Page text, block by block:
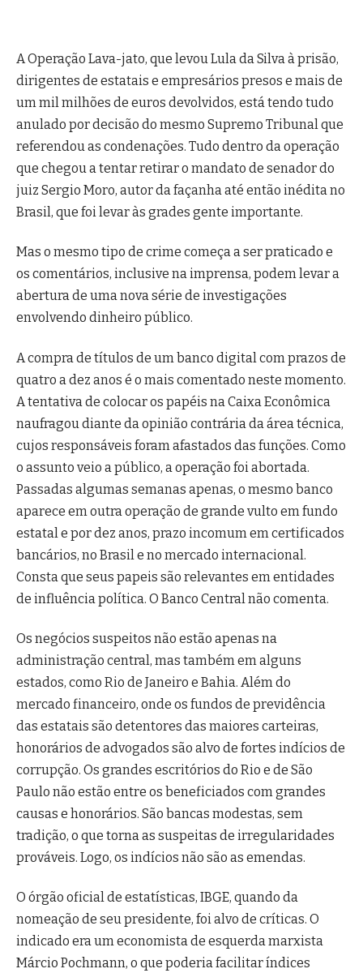
A Operação Lava-jato, que levou Lula da Silva à prisão,
dirigentes de estatais e empresários presos e mais de
um mil milhões de euros devolvidos, está tendo tudo
anulado por decisão do mesmo Supremo Tribunal que
referendou as condenações. Tudo dentro da operação
que chegou a tentar retirar o mandato de senador do
juiz Sergio Moro, autor da façanha até então inédita no
Brasil, que foi levar às grades gente importante.
Mas o mesmo tipo de crime começa a ser praticado e
os comentários, inclusive na imprensa, podem levar a
abertura de uma nova série de investigações
envolvendo dinheiro público.
A compra de títulos de um banco digital com prazos de
quatro a dez anos é o mais comentado neste momento.
A tentativa de colocar os papéis na Caixa Econômica
naufragou diante da opinião contrária da área técnica,
cujos responsáveis foram afastados das funções. Como
o assunto veio a público, a operação foi abortada.
Passadas algumas semanas apenas, o mesmo banco
aparece em outra operação de grande vulto em fundo
estatal e por dez anos, prazo incomum em certificados
bancários, no Brasil e no mercado internacional.
Consta que seus papeis são relevantes em entidades
de influência política. O Banco Central não comenta.
Os negócios suspeitos não estão apenas na
administração central, mas também em alguns
estados, como Rio de Janeiro e Bahia. Além do
mercado financeiro, onde os fundos de previdência
das estatais são detentores das maiores carteiras,
honorários de advogados são alvo de fortes indícios de
corrupção. Os grandes escritórios do Rio e de São
Paulo não estão entre os beneficiados com grandes
causas e honorários. São bancas modestas, sem
tradição, o que torna as suspeitas de irregularidades
prováveis. Logo, os indícios não são as emendas.
O órgão oficial de estatísticas, IBGE, quando da
nomeação de seu presidente, foi alvo de críticas. O
indicado era um economista de esquerda marxista
Márcio Pochmann, o que poderia facilitar índices